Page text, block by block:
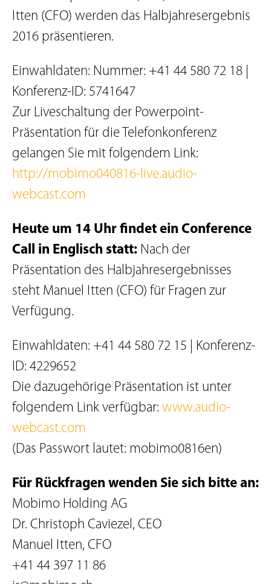
Itten (CFO) werden das Halbjahresergebnis
2016 präsentieren.
Einwahldaten: Nummer: +41 44 580 72 18 |
Konferenz-ID: 5741647
Zur Liveschaltung der Powerpoint-
Präsentation für die Telefonkonferenz
gelangen Sie mit folgendem Link:
http://mobimo040816-live.audio-
webcast.com
Heute um 14 Uhr findet ein Conference
Call in Englisch statt: Nach der
Präsentation des Halbjahresergebnisses
steht Manuel Itten (CFO) für Fragen zur
Verfügung.
Einwahldaten: +41 44 580 72 15 | Konferenz-
ID: 4229652
Die dazugehörige Präsentation ist unter
folgendem Link verfügbar: www.audio-
webcast.com
(Das Passwort lautet: mobimo0816en)
Für Rückfragen wenden Sie sich bitte an:
Mobimo Holding AG
Dr. Christoph Caviezel, CEO
Manuel Itten, CFO
+41 44 397 11 86